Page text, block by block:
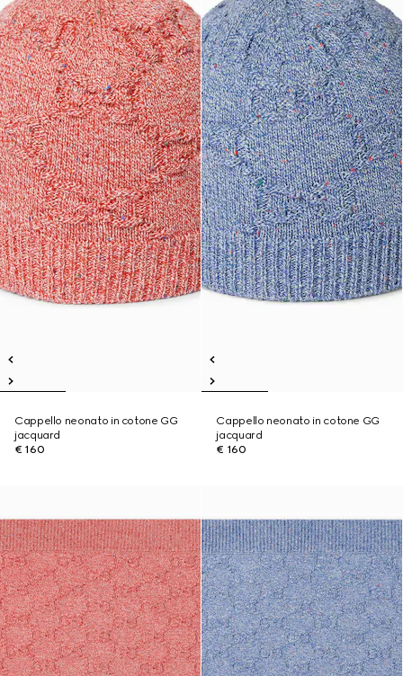
Cappello neonato in cotone GG
jacquard
€ 160
Cappello neonato in cotone GG
jacquard
€ 160